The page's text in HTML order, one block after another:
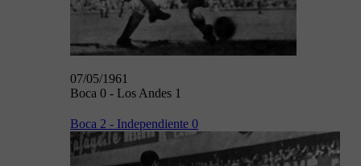
07/05/1961
Boca 0 - Los Andes 1
Boca 2 - Independiente 0